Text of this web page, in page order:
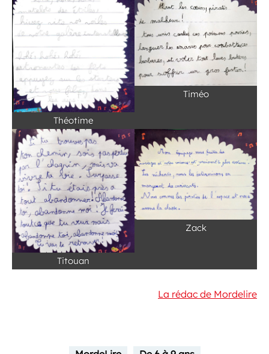
Théotime
Timéo
Titouan
Zack
La rédac de Mordelire